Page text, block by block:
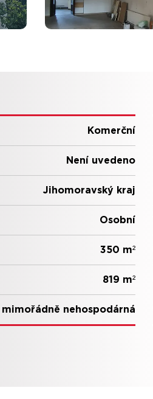
Komerční
Není uvedeno
Jihomoravský kraj
Osobní
350 m²
819 m²
mimořádně nehospodárná